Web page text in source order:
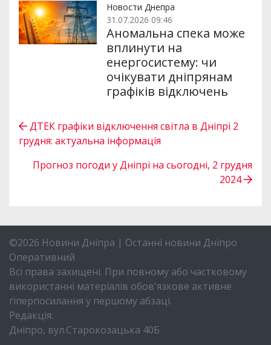
Новости Днепра
31.07.2026 09:46
Аномальна спека може
вплинути на
енергосистему: чи
очікувати дніпрянам
графіків відключень
ДТЕК графіки відключення світла в Дніпрі 2
грудня: актуальна інформація
Прогноз погоди у Дніпрі на сьогодні, 2 грудня
2024
©2026 Новини Дніпра | Останні новини Дніпро
Оперативний
Всі права захищені. При повному або частковому
використанні матеріалів обов'язкове активне
гіперпосилання у першому абзаці.
Редакція:
Дніпро, вул.Старокозацька 40Б